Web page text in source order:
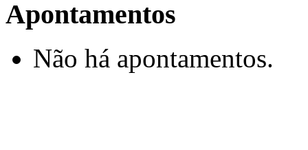
Apontamentos
Não há apontamentos.